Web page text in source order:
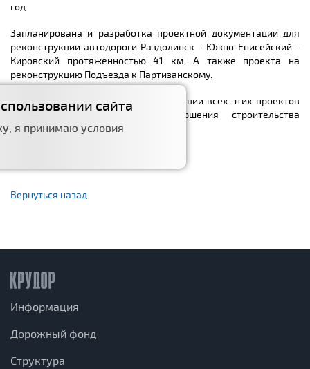
год.
Запланирована и разработка проектной документации для
реконструкции автодороги Раздолинск - Южно-Енисейский -
Кировский протяженностью 41 км. А также проекта на
реконструкцию Подъезда к Партизанскому.
Возможность и очерёдность реализации всех этих проектов
будет рассмотрена после завершения строительства
Высокогорского моста.
Вернуться назад
Информация
Дорожный фонд
Структура
сайта
я принимаю условия